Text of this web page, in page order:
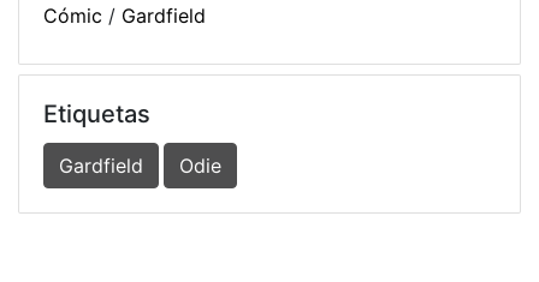
Cómic / Gardfield
Etiquetas
Gardfield Odie